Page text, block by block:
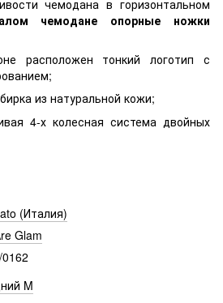
чемодана в горизонтальном
чемодане опорные ножки
расположен тонкий логотип с
из натуральной кожи;
4-х колесная система двойных
(Италия)
Glam
M